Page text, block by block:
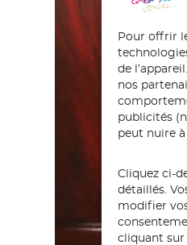
Pour offrir
de
nos
publicités
peut nuire
Cliquez ci-
détaillés.
modifier
cliquant sur